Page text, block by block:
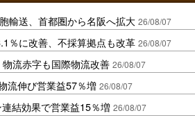
輸送、首都圏から名阪へ拡大 26/08/07
％に改善、不採算拠点も改革 26/08/07
流赤字も国際物流改善 26/08/07
流伸び営業益57％増 26/08/07
結効果で営業益15％増 26/08/07